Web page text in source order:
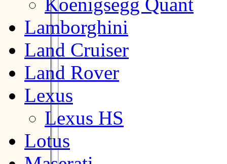
Lamborghini
Land Cruiser
Land Rover
Lexus
Lexus HS
Lotus